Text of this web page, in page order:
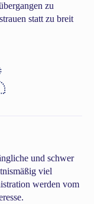
zu
statt zu breit
und schwer
viel
werden vom